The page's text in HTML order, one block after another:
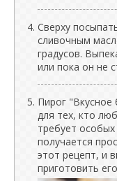
Сверху
сливочным
градусов.
или пока он не
Пирог
для тех, кто
требует
получается
этот рецепт, и
приготовить